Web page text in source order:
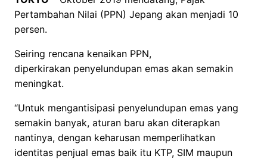
Pertambahan Nilai (PPN) Jepang akan menjadi 10
persen.
Seiring rencana kenaikan PPN,
diperkirakan penyelundupan emas akan semakin
meningkat.
“Untuk mengantisipasi penyelundupan emas yang
semakin banyak, aturan baru akan diterapkan
nantinya, dengan keharusan memperlihatkan
identitas penjual emas baik itu KTP, SIM maupun